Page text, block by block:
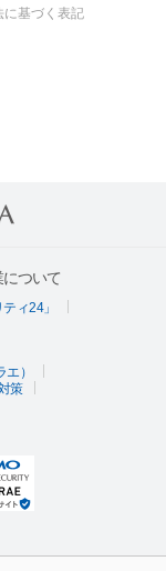
に基づく表記
ついて
ィ24」
）
策